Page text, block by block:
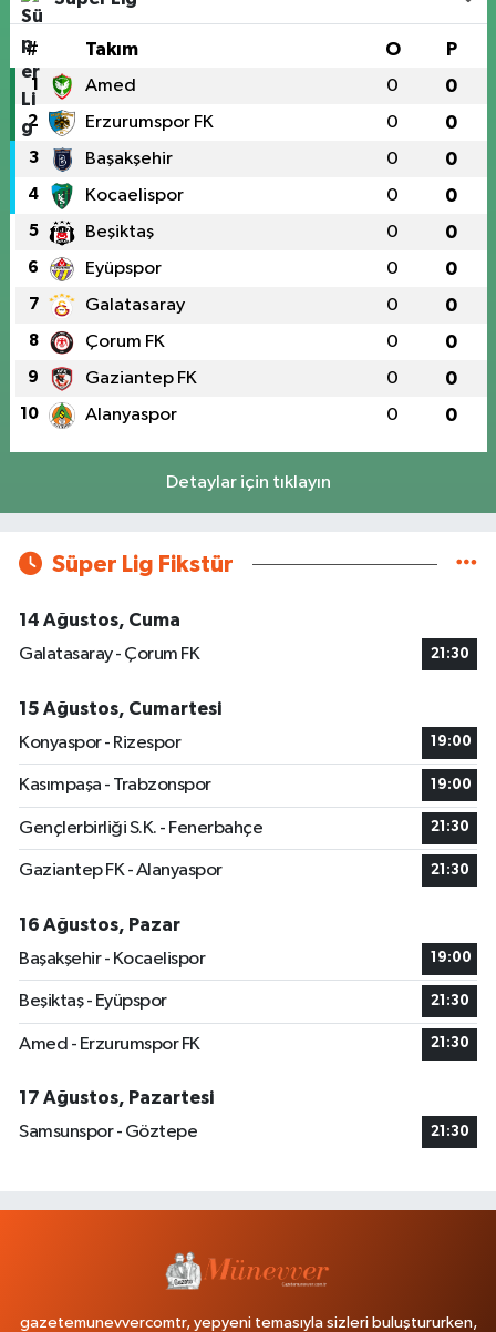
# Takım O P
1 Amed 0 0
2 Erzurumspor FK 0 0
3 Başakşehir 0 0
4 Kocaelispor 0 0
5 Beşiktaş 0 0
6 Eyüpspor 0 0
7 Galatasaray 0 0
8 Çorum FK 0 0
9 Gaziantep FK 0 0
10 Alanyaspor 0 0
Detaylar için tıklayın
Süper Lig Fikstür
14 Ağustos, Cuma
Galatasaray - Çorum FK
21:30
15 Ağustos, Cumartesi
Konyaspor - Rizespor
19:00
Kasımpaşa - Trabzonspor 19:00
Gençlerbirliği S.K. - Fenerbahçe 21:30
Gaziantep FK - Alanyaspor 21:30
16 Ağustos, Pazar
Başakşehir - Kocaelispor
19:00
Beşiktaş - Eyüpspor 21:30
Amed - Erzurumspor FK 21:30
17 Ağustos, Pazartesi
Samsunspor - Göztepe
21:30
gazetemunevvercomtr, yepyeni temasıyla sizleri buluştururken,